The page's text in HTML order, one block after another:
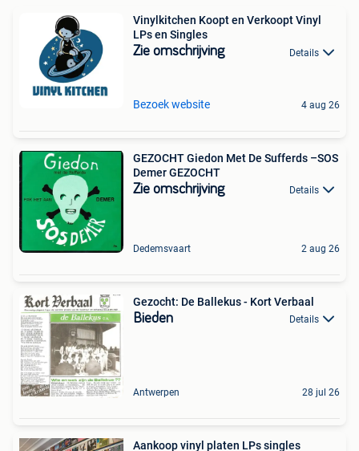
Vinylkitchen Koopt en Verkoopt Vinyl
LPs en Singles
Zie omschrijving Details
Bezoek website 4 aug 26
GEZOCHT Giedon Met De Sufferds –SOS
Demer GEZOCHT
Zie omschrijving Details
Dedemsvaart 2 aug 26
Gezocht: De Ballekus - Kort Verbaal
Bieden Details
Antwerpen 28 jul 26
Aankoop vinyl platen LPs singles